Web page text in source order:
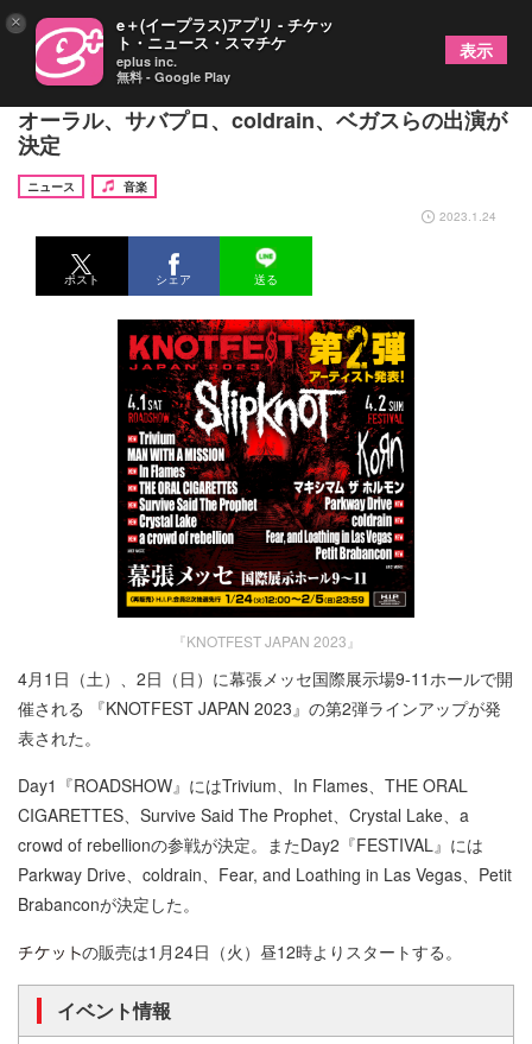
スリップノット主催『KNOTFEST JAPAN 2023』
オーラル、サバプロ、coldrain、ベガスらの出演が
決定
ニュース
音楽
2023.1.24
ポスト シェア 送る
『KNOTFEST JAPAN 2023』
4月1日（土）、2日（日）に幕張メッセ国際展示場9-11ホールで開
催される 『KNOTFEST JAPAN 2023』の第2弾ラインアップが発
表された。
Day1『ROADSHOW』にはTrivium、In Flames、THE ORAL
CIGARETTES、Survive Said The Prophet、Crystal Lake、a
crowd of rebellionの参戦が決定。またDay2『FESTIVAL』には
Parkway Drive、coldrain、Fear, and Loathing in Las Vegas、Petit
Brabanconが決定した。
の販売は1月24日（火）昼12時よりスタートする。
イベント情報
× e＋(イープラス)アプリ - チケッ
ト・ニュース・スマチケ
eplus inc.
無料 - Google Play
表示